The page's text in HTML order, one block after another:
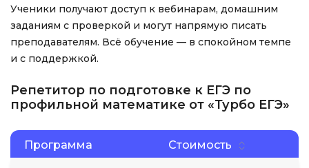
Ученики получают доступ к вебинарам, домашним
заданиям с проверкой и могут напрямую писать
преподавателям. Всё обучение — в спокойном темпе
и с поддержкой.
Репетитор по подготовке к ЕГЭ по
профильной математике от «Турбо ЕГЭ»
Программа Стоимость